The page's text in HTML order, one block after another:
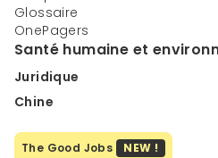
Glossaire
OnePagers
Santé humaine et
Juridique
Chine
The Good Jobs NEW !